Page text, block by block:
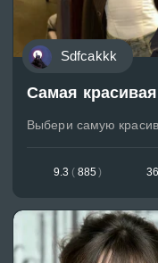
Sdfcakkk
Самая
Выбери самую
9.3 ( 885 )